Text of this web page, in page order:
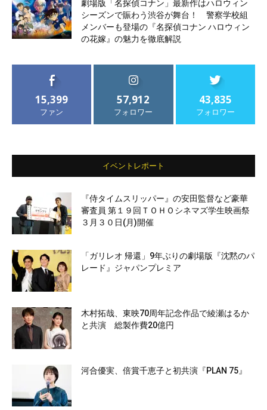
劇場版「名探偵コナン」最新作はハロウィン
シーズンで賑わう渋谷が舞台！ 警察学校組
メンバーも登場の『名探偵コナン ハロウィン
の花嫁』の魅力を徹底解説
15,399
ファン
57,912
フォロワー
43,835
フォロワー
イベントレポート
『侍タイムスリッパー』の安田監督など豪華
審査員 第１９回ＴＯＨＯシネマズ学生映画祭
３月３０日(月)開催
「ガリレオ 帰還」9年ぶりの劇場版『沈黙のパ
レード』ジャパンプレミア
木村拓哉、東映70周年記念作品で綾瀬はるか
と共演 総製作費20億円
河合優実、倍賞千恵子と初共演『PLAN 75』